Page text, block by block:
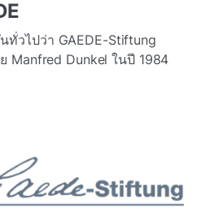
ทั่วไปว่า GAEDE-Stiftung
Manfred Dunkel ในปี 1984